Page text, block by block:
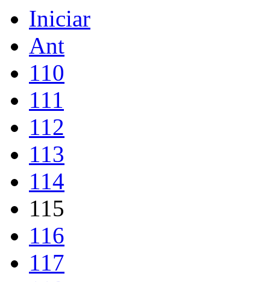
Iniciar
Ant
110
111
112
113
114
115
116
117